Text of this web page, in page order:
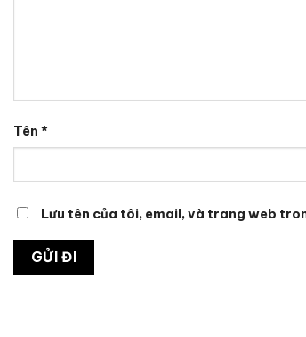
Tên *
Lưu tên của tôi, email, và trang web